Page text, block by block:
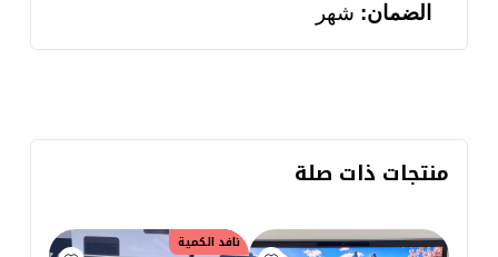
الضمان: شهر
منتجات ذات صلة
نافد الكمية